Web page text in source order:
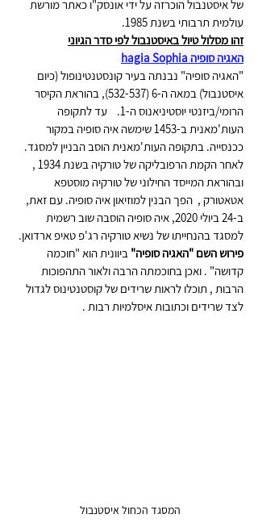
של איסטנבול הוכרזה על ידי אונסק"ו כאתר מורשת
עולמית תרבותי בשנת 1985.
זהו מסלול טיול באיסטנבול לפי סדר הגיוני
האגיה סופיה hagia Sophia
"האגיה סופיה" נבנתה בעיר קונסטנטינופול (כיום
איסטנבול) במאה ה-6 (532-537), בהוראת הקיסר
הרומי/ביזנטי
יוסטיניאנוס ה-1.    עד לתקופה
העות'מאנית ב-1453 שימשה איה סופיה במקור
ככנסייה. בתקופה העות'מאנית הוסב הבניין למסגד.
לאחר הקמת הרפובליקה של טורקיה בשנת 1934 ,
ובהוראת המייסד החילוני של טורקיה מוסטפא
אטאטורק ,  הפך הבנין למוזיאון איה סופיה. עם זאת,
ב-24 ביולי 2020, איה סופיה הוסבה שוב רשמית
למסגד בהנחייתו של נשיא טורקיה רג'פ טאיפ ארדואן.
פירוש השם "האגיה סופיה" ביוונית הוא "חוכמה
קדושה" . ואכן בחוכמתה הרבה ולאור התהפוכות
הרבות , תוכלו לראות שרידים של קוסטנטינוס לגדול
לצד שרידים וכתובות איסלמיות רבות .
המסגד הכחול איסטנבול